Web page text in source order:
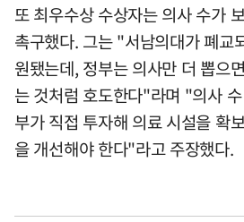
또 최우수상 수상자는 의사 수가
촉구했다. 그는 "서남의대가 폐교
원됐는데, 정부는 의사만 더 뽑으
는 것처럼 호도한다"라며 "의사
부가 직접 투자해 의료 시설을 확
을 개선해야 한다"라고 주장했다.